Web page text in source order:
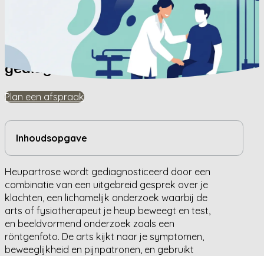
Kennisbank
Hoe wordt heupartrose
gediagnosticeerd?
Hoe wordt heupartrose
gediagnosticeerd?
Plan een afspraak
Inhoudsopgave
Heupartrose wordt gediagnosticeerd door een
combinatie van een uitgebreid gesprek over je
klachten, een lichamelijk onderzoek waarbij de
arts of fysiotherapeut je heup beweegt en test,
en beeldvormend onderzoek zoals een
röntgenfoto. De arts kijkt naar je symptomen,
beweeglijkheid en pijnpatronen, en gebruikt